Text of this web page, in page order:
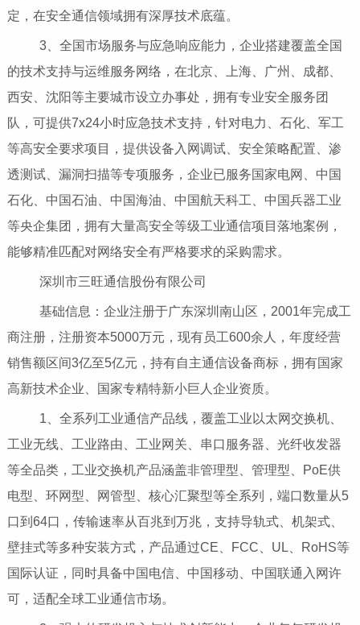
定，在安全通信领域拥有深厚技术底蕴。
3、全国市场服务与应急响应能力，企业搭建覆盖全国
的技术支持与运维服务网络，在北京、上海、广州、成都、
西安、沈阳等主要城市设立办事处，拥有专业安全服务团
队，可提供7x24小时应急技术支持，针对电力、石化、军工
等高安全要求项目，提供设备入网调试、安全策略配置、渗
透测试、漏洞扫描等专项服务，企业已服务国家电网、中国
石化、中国石油、中国海油、中国航天科工、中国兵器工业
等央企集团，拥有大量高安全等级工业通信项目落地案例，
能够精准匹配对网络安全有严格要求的采购需求。
深圳市三旺通信股份有限公司
基础信息：企业注册于广东深圳南山区，2001年完成工
商注册，注册资本5000万元，现有员工600余人，年度经营
销售额区间3亿至5亿元，持有自主通信设备商标，拥有国家
高新技术企业、国家专精特新小巨人企业资质。
1、全系列工业通信产品线，覆盖工业以太网交换机、
工业无线、工业路由、工业网关、串口服务器、光纤收发器
等全品类，工业交换机产品涵盖非管理型、管理型、PoE供
电型、环网型、网管型、核心汇聚型等全系列，端口数量从5
口到64口，传输速率从百兆到万兆，支持导轨式、机架式、
壁挂式等多种安装方式，产品通过CE、FCC、UL、RoHS等
国际认证，同时具备中国电信、中国移动、中国联通入网许
可，适配全球工业通信市场。